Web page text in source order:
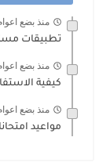
منذ بضع
تطبيقات
منذ بضع
كيفية
منذ بضع
مواعيد امتحانات